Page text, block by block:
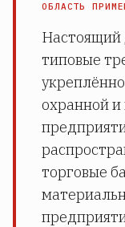
ОБЛАСТЬ
Настоящий
типовые
охранной
торговые